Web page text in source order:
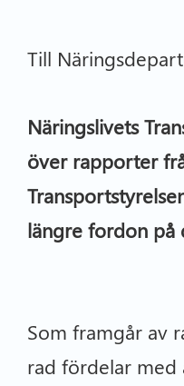
Till
Näringslivets
över rapporter
längre fordon på
Som framgår av
rad fördelar med